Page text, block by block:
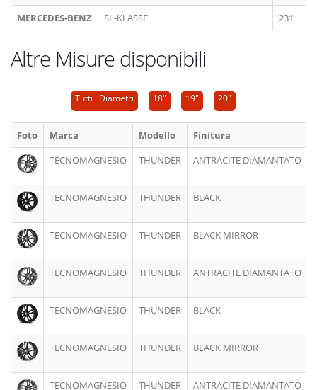
MERCEDES-BENZ
SL-KLASSE 231
Altre Misure disponibili
Tutti i Diametri 18" 19" 20"
Foto Marca Modello Finitura
TECNOMAGNESIO
THUNDER ANTRACITE DIAMANTATO
TECNOMAGNESIO THUNDER BLACK
TECNOMAGNESIO THUNDER BLACK MIRROR
TECNOMAGNESIO THUNDER ANTRACITE DIAMANTATO
TECNOMAGNESIO THUNDER BLACK
TECNOMAGNESIO THUNDER BLACK MIRROR
TECNOMAGNESIO THUNDER ANTRACITE DIAMANTATO